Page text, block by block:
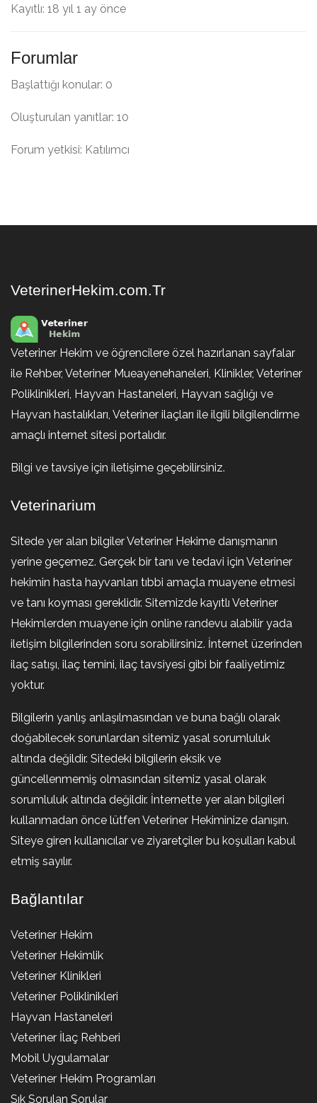
Kayıtlı: 18 yıl 1 ay önce
Forumlar
Başlattığı konular: 0
Oluşturulan yanıtlar: 10
Forum yetkisi: Katılımcı
VeterinerHekim.com.Tr
Veteriner Hekim ve öğrencilere özel hazırlanan sayfalar
ile Rehber, Veteriner Mueayenehaneleri, Klinikler, Veteriner
Poliklinikleri, Hayvan Hastaneleri, Hayvan sağlığı ve
Hayvan hastalıkları, Veteriner ilaçları ile ilgili bilgilendirme
amaçlı internet sitesi portalıdır.
Bilgi ve tavsiye için iletişime geçebilirsiniz.
Veterinarium
Sitede yer alan bilgiler Veteriner Hekime danışmanın
yerine geçemez. Gerçek bir tanı ve tedavi için Veteriner
hekimin hasta hayvanları tıbbi amaçla muayene etmesi
ve tanı koyması gereklidir. Sitemizde kayıtlı Veteriner
Hekimlerden muayene için online randevu alabilir yada
iletişim bilgilerinden soru sorabilirsiniz. İnternet üzerinden
ilaç satışı, ilaç temini, ilaç tavsiyesi gibi bir faaliyetimiz
yoktur.
Bilgilerin yanlış anlaşılmasından ve buna bağlı olarak
doğabilecek sorunlardan sitemiz yasal sorumluluk
altında değildir. Sitedeki bilgilerin eksik ve
güncellenmemiş olmasından sitemiz yasal olarak
sorumluluk altında değildir. İnternette yer alan bilgileri
kullanmadan önce lütfen Veteriner Hekiminize danışın.
Siteye giren kullanıcılar ve ziyaretçiler bu koşulları kabul
etmiş sayılır.
Bağlantılar
Veteriner Hekim
Veteriner Hekimlik
Veteriner Klinikleri
Veteriner Poliklinikleri
Hayvan Hastaneleri
Veteriner İlaç Rehberi
Mobil Uygulamalar
Veteriner Hekim Programları
Sık Sorulan Sorular